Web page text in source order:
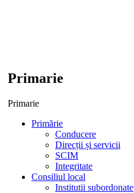
Primarie
Primarie
Primărie
Conducere
Direcții și servicii
SCIM
Integritate
Consiliul local
Institutii subordonate